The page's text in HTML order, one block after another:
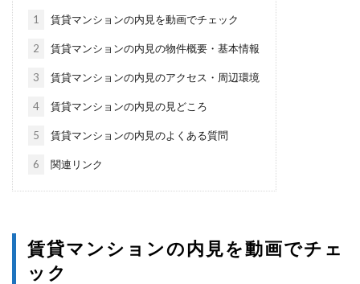
1 賃貸マンションの内見を動画でチェック
2 賃貸マンションの内見の物件概要・基本情報
3 賃貸マンションの内見のアクセス・周辺環境
4 賃貸マンションの内見の見どころ
5 賃貸マンションの内見のよくある質問
6 関連リンク
賃貸マンションの内見を動画でチェ
ック